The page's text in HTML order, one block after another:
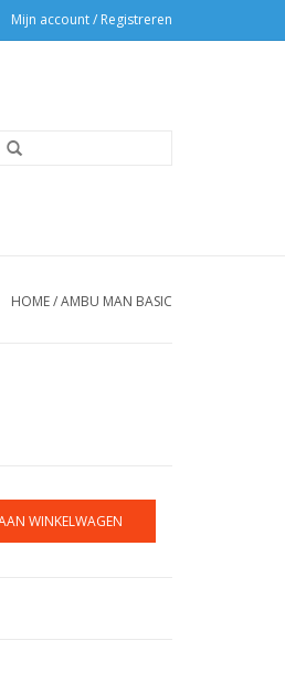
Mijn account / Registreren
HOME/AMBU MAN BASIC
WINKELWAGEN